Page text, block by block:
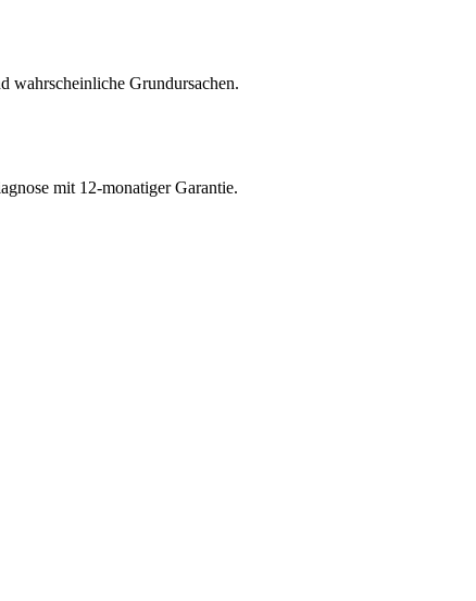
wahrscheinliche Grundursachen.
mit 12-monatiger Garantie.